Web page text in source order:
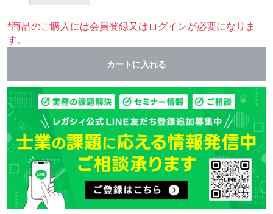
*商品のご購入には会員登録又はログインが必要になりま
す。
カートに入れる